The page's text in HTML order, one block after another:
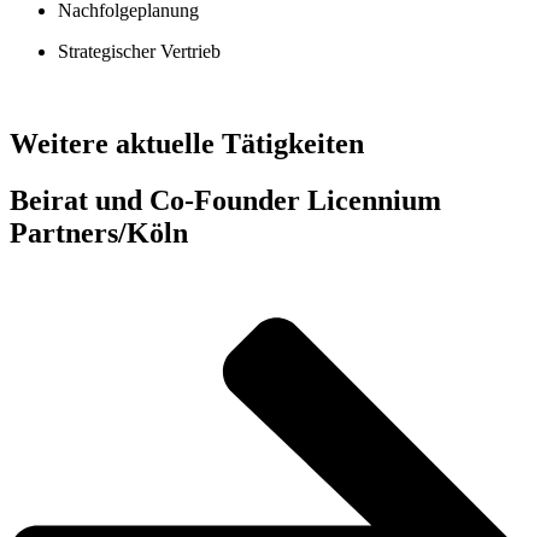
Nachfolgeplanung
Strategischer Vertrieb
Weitere aktuelle Tätigkeiten
Beirat und Co-Founder Licennium
Partners/Köln